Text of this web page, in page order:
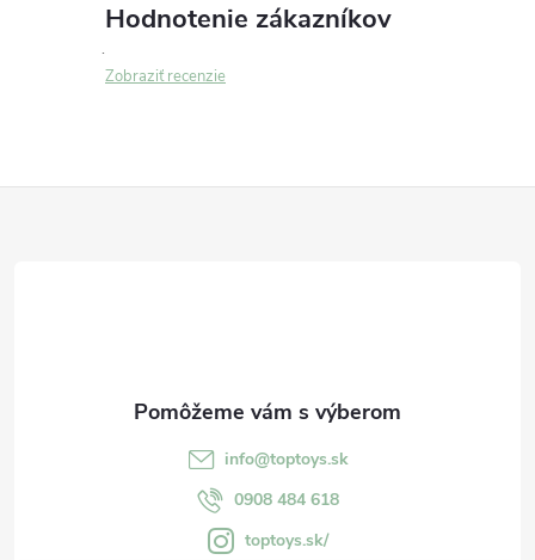
Hodnotenie zákazníkov
Zobraziť recenzie
info@toptoys.sk
0908 484 618
toptoys.sk/